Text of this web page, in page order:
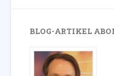
BLOG-ARTIKEL